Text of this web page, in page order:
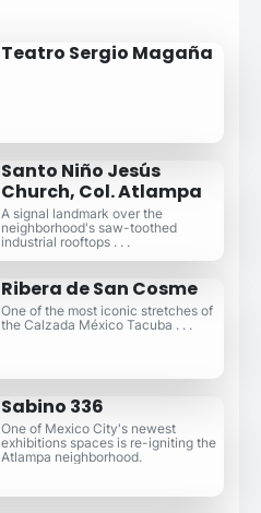
Teatro Sergio Magaña
Santo Niño Jesús
Church, Col. Atlampa
A signal landmark over the
neighborhood's saw-toothed
industrial rooftops . . .
Ribera de San Cosme
One of the most iconic stretches of
the Calzada México Tacuba . . .
Sabino 336
One of Mexico City's newest
exhibitions spaces is re-igniting the
Atlampa neighborhood.